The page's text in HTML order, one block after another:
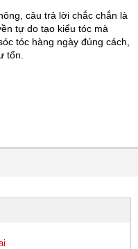
câu trả lời chắc chắn là
tự do tạo kiểu tóc mà
tóc hàng ngày đúng cách,
tổn.